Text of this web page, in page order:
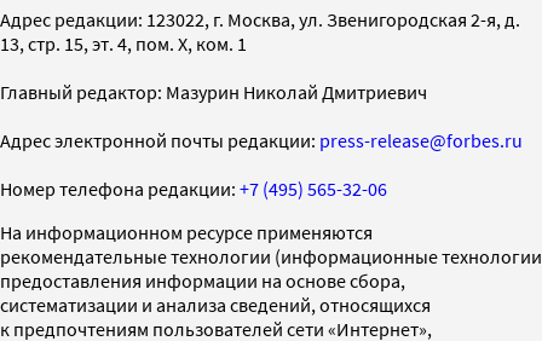
Адрес редакции: 123022, г. Москва, ул. Звенигородская 2-я, д.
13, стр. 15, эт. 4, пом. X, ком. 1
Главный редактор: Мазурин Николай Дмитриевич
Адрес электронной почты редакции: press-release@forbes.ru
Номер телефона редакции: +7 (495) 565-32-06
На информационном ресурсе применяются
рекомендательные технологии (информационные технологии
предоставления информации на основе сбора,
систематизации и анализа сведений, относящихся
к предпочтениям пользователей сети «Интернет»,